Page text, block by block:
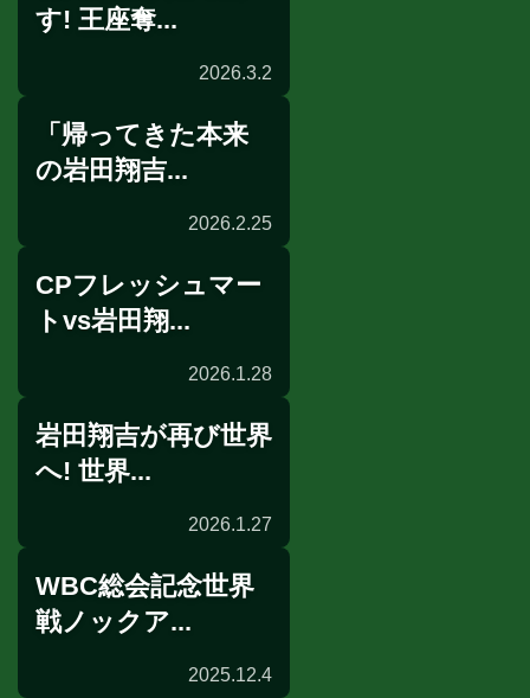
公開練習
す! 王座奪...
2026.3.2
インタビュー
「帰ってきた本来
の岩田翔吉...
2026.2.25
WBC
CPフレッシュマー
トvs岩田翔...
2026.1.28
世界戦発表会見
岩田翔吉が再び世界
へ! 世界...
2026.1.27
WBC総会記念世界
戦ノックア...
2025.12.4